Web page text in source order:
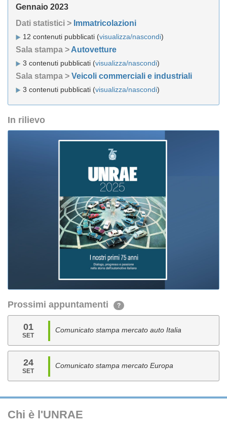
Gennaio 2023
Dati statistici > Immatricolazioni
12 contenuti pubblicati (visualizza/nascondi)
Sala stampa > Autovetture
3 contenuti pubblicati (visualizza/nascondi)
Sala stampa > Veicoli commerciali e industriali
3 contenuti pubblicati (visualizza/nascondi)
In rilievo
Prossimi appuntamenti ?
01
SET
Comunicato stampa mercato auto Italia
24
SET
Comunicato stampa mercato Europa
Chi è l'UNRAE